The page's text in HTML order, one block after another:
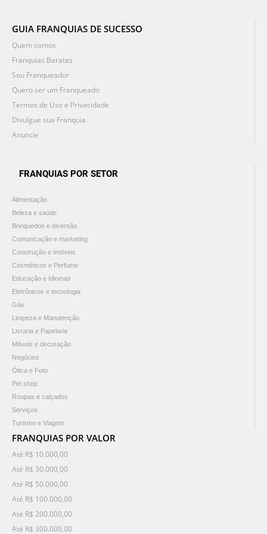
GUIA FRANQUIAS DE SUCESSO
Quem somos
Franquias Baratas
Sou Franqueador
Quero ser um Franqueado
Termos de Uso e Privacidade
Divulgue sua Franquia
Anuncie
FRANQUIAS POR SETOR
Alimentação
Beleza e saúde
Brinquedos e diversão
Comunicação e marketing
Construção e Imóveis
Cosméticos e Perfume
Educação e Idiomas
Eletrônicos e tecnologia
Gás
Limpeza e Manutenção
Livraria e Papelaria
Móveis e decoração
Negócios
Ótica e Foto
Pet shop
Roupas e calçados
Serviços
Turismo e Viagem
FRANQUIAS POR VALOR
Até R$ 10.000,00
Até R$ 30.000,00
Até R$ 50.000,00
Até R$ 100.000,00
Até R$ 200.000,00
Até R$ 300.000,00